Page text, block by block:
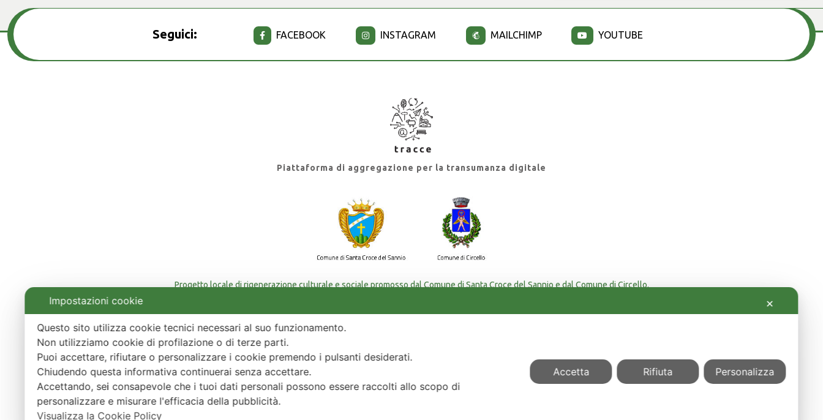
Seguici: FACEBOOK INSTAGRAM MAILCHIMP YOUTUBE
Piattaforma di aggregazione per la transumanza digitale
Progetto locale di rigenerazione culturale e sociale promosso dal Comune di Santa Croce del Sannio e dal Comune di Circello.
Impostazioni cookie
✕
Questo sito utilizza cookie tecnici necessari al suo funzionamento.
Non utilizziamo cookie di profilazione o di terze parti.
Puoi accettare, rifiutare o personalizzare i cookie premendo i pulsanti desiderati.
Chiudendo questa informativa continuerai senza accettare.
Accettando, sei consapevole che i tuoi dati personali possono essere raccolti allo scopo di
personalizzare e misurare l'efficacia della pubblicità.
Visualizza la Cookie Policy
Accetta Rifiuta Personalizza